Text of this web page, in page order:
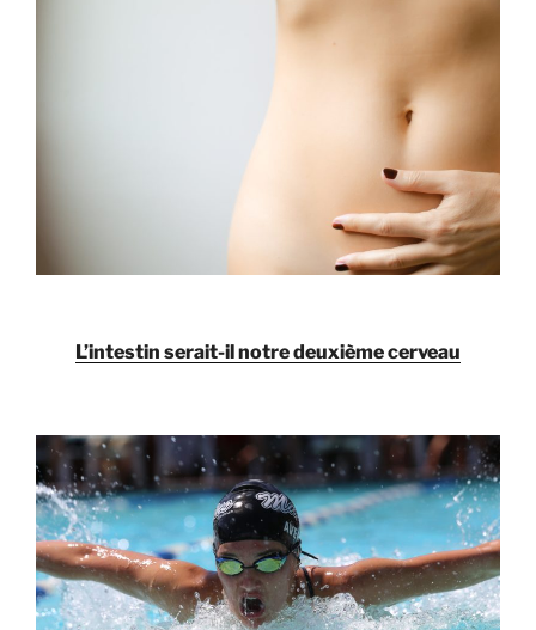
L’intestin serait-il notre deuxième cerveau